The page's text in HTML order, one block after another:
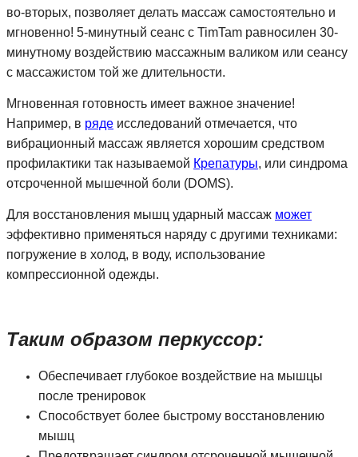
во-вторых, позволяет делать массаж самостоятельно и
мгновенно! 5-минутный сеанс с TimTam равносилен 30-
минутному воздействию массажным валиком или сеансу
с массажистом той же длительности.
Мгновенная готовность имеет важное значение!
Например, в ряде исследований отмечается, что
вибрационный массаж является хорошим средством
профилактики так называемой Крепатуры, или синдрома
отсроченной мышечной боли (DOMS).
Для восстановления мышц ударный массаж может
эффективно применяться наряду с другими техниками:
погружение в холод, в воду, использование
компрессионной одежды.
Таким образом перкуссор:
Обеспечивает глубокое воздействие на мышцы
после тренировок
Способствует более быстрому восстановлению
мышц